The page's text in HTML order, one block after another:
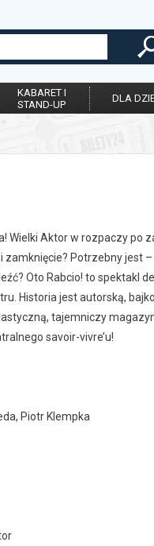
KABARET I
STAND-UP
DLA
Wielki Aktor w rozpaczy po
Potrzebny jest
Oto Rabcio! to spektakl
Historia jest autorską,
tajemniczy
savoir-vivre’u!
Piotr Klempka